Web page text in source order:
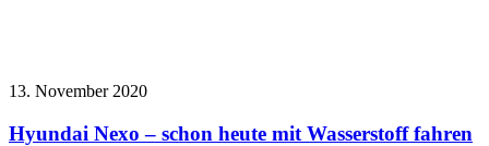
13. November 2020
Hyundai Nexo – schon heute mit Wasserstoff fahren